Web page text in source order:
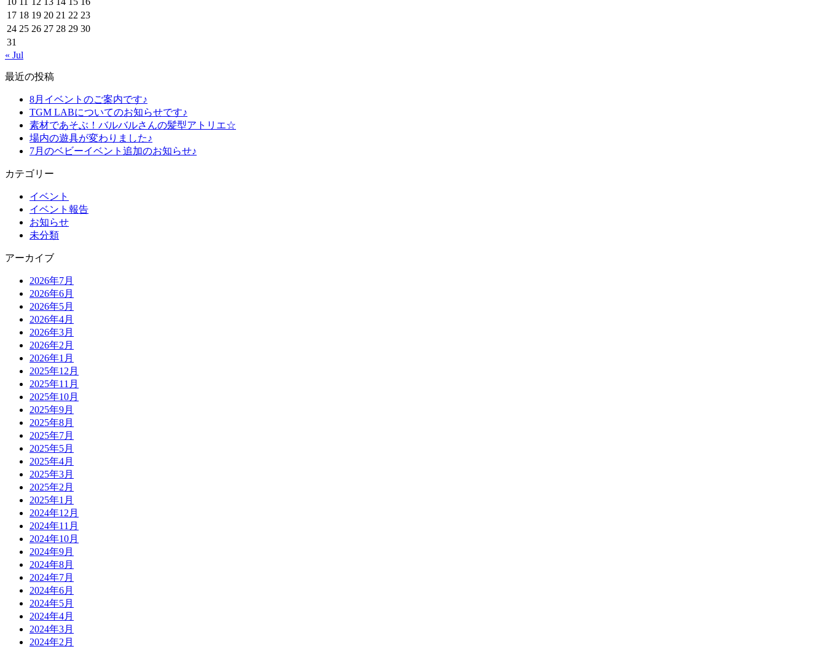
17 18 19 20 21 22 23
24 25 26 27 28 29 30
31
« Jul
最近の投稿
8月イベントのご案内です♪
TGM LABについてのお知らせです♪
素材であそぶ！バルバルさんの髪型アトリエ☆
場内の遊具が変わりました♪
7月のベビーイベント追加のお知らせ♪
カテゴリー
イベント
イベント報告
お知らせ
未分類
アーカイブ
2026年7月
2026年6月
2026年5月
2026年4月
2026年3月
2026年2月
2026年1月
2025年12月
2025年11月
2025年10月
2025年9月
2025年8月
2025年7月
2025年5月
2025年4月
2025年3月
2025年2月
2025年1月
2024年12月
2024年11月
2024年10月
2024年9月
2024年8月
2024年7月
2024年6月
2024年5月
2024年4月
2024年3月
2024年2月